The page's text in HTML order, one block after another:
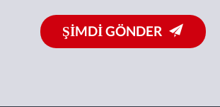
ŞİMDİ GÖNDER